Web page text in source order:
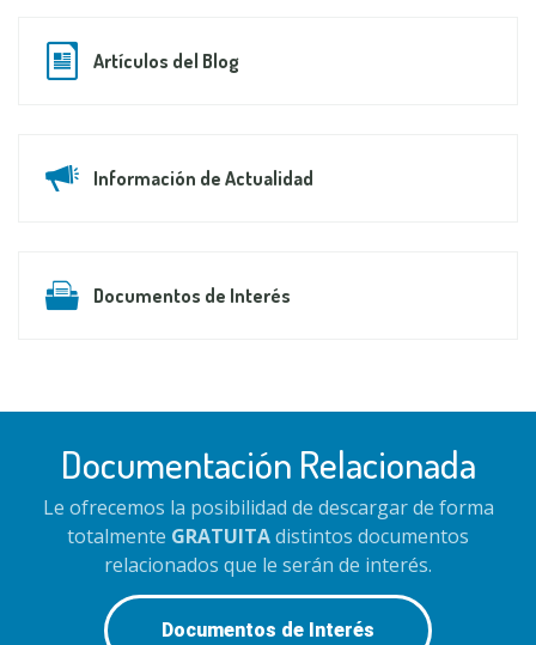
Artículos del Blog
Información de Actualidad
Documentos de Interés
Documentación Relacionada
Le ofrecemos la posibilidad de descargar de forma
totalmente GRATUITAdistintos documentos
relacionados que le serán de interés.
Documentos de Interés